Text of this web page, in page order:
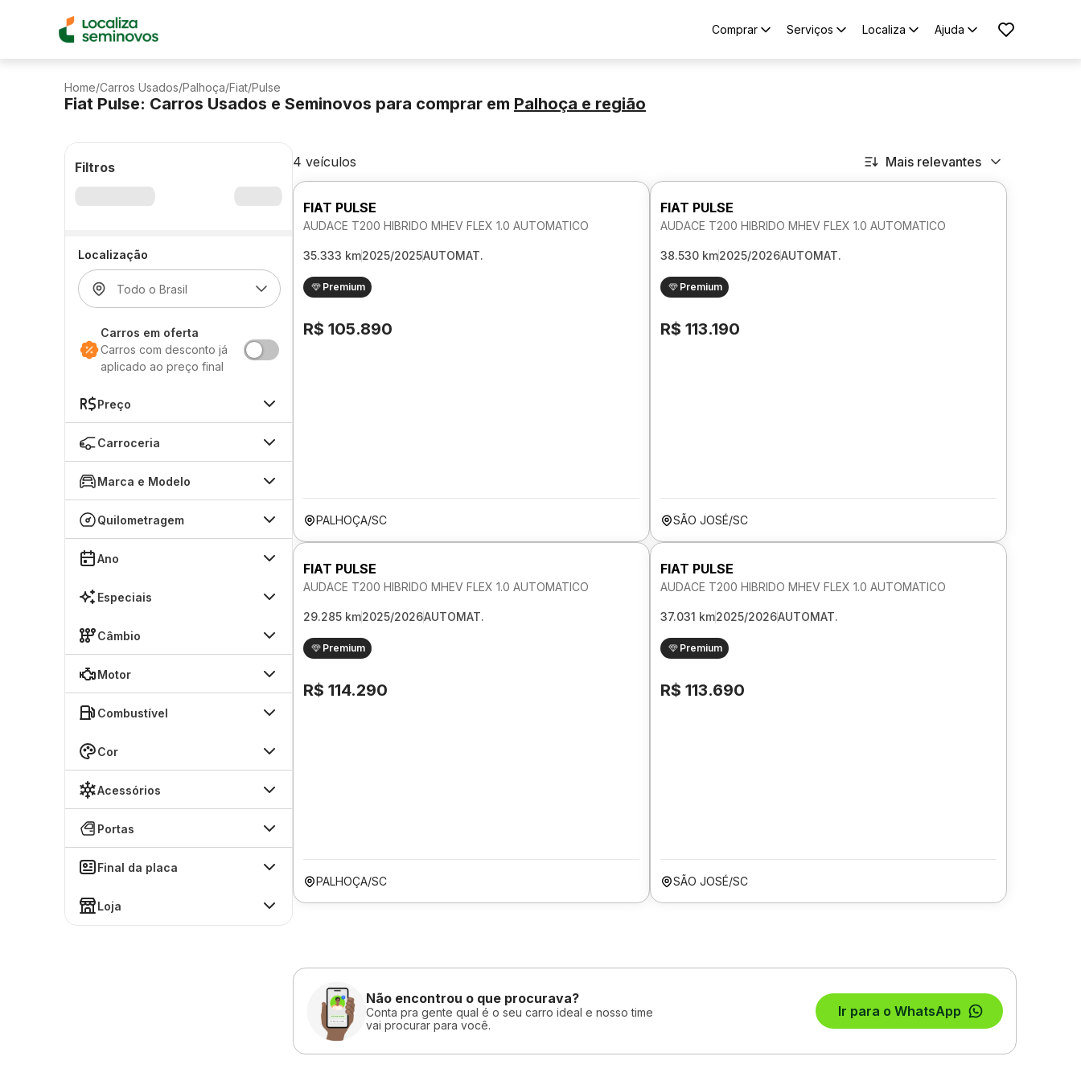
Comprar Serviços Localiza Ajuda
Home/Carros Usados/Palhoça/Fiat/Pulse
Fiat Pulse: Carros Usados e Seminovos para comprar em Palhoça e região
Filtros
Localização
Carros em oferta
Carros com desconto já
aplicado ao preço final
Preço
Carroceria
Marca e Modelo
Quilometragem
Ano
Especiais
Câmbio
Motor
Combustível
Cor
Acessórios
Portas
Final da placa
Loja
4 veículos Mais relevantes
FIAT PULSE
AUDACE T200 HIBRIDO MHEV FLEX 1.0 AUTOMATICO
35.333 km2025/2025AUTOMAT.
Premium
R$ 105.890
PALHOÇA/SC
FIAT PULSE
AUDACE T200 HIBRIDO MHEV FLEX 1.0 AUTOMATICO
38.530 km2025/2026AUTOMAT.
Premium
R$ 113.190
SÃO JOSÉ/SC
FIAT PULSE
AUDACE T200 HIBRIDO MHEV FLEX 1.0 AUTOMATICO
29.285 km2025/2026AUTOMAT.
Premium
R$ 114.290
PALHOÇA/SC
FIAT PULSE
AUDACE T200 HIBRIDO MHEV FLEX 1.0 AUTOMATICO
37.031 km2025/2026AUTOMAT.
Premium
R$ 113.690
SÃO JOSÉ/SC
Não encontrou o que procurava?
Conta pra gente qual é o seu carro ideal e nosso time
vai procurar para você.
Ir para o WhatsApp